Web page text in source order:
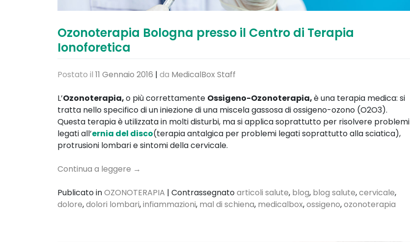
Ozonoterapia Bologna presso il Centro di Terapia
Ionoforetica
Postato il 11 Gennaio 2016 | da MedicalBox Staff
L’Ozonoterapia,o più correttamente Ossigeno-Ozonoterapia,è una terapia medica: si
tratta nello specifico di un iniezione di una miscela gassosa di ossigeno-ozono (O2O3).
Questa terapia è utilizzata in molti disturbi, ma si applica soprattutto per risolvere problemi
legati all’ernia del disco(terapia antalgica per problemi legati soprattutto alla sciatica),
protrusioni lombari e sintomi della cervicale.
Continua a leggere →
Publicato inOZONOTERAPIA | Contrassegnatoarticoli salute, blog, blog salute,cervicale,
dolore,dolori lombari,infiammazioni, mal di schiena, medicalbox,ossigeno,ozonoterapia